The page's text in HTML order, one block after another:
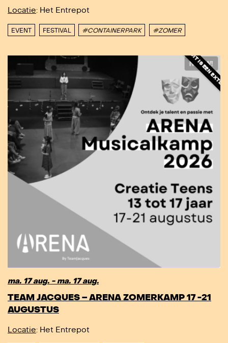
Locatie: Het Entrepot
EVENT FESTIVAL #CONTAINERPARK #ZOMER
DIT IS EEN EXTERN
ma. 17 aug. - ma. 17 aug.
TEAM JACQUES – ARENA ZOMERKAMP 17 -21
AUGUSTUS
Locatie: Het Entrepot